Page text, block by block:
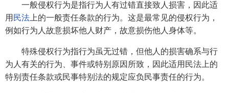
一般侵权行为是指行为人有过错直接致人损害，因此适
用 民法 上的一般责任条款的行为。这是最常见的侵权行为，
例如行为人故意损坏他人财产，故意损伤他人身体等。
特殊侵权行为指行为虽无过错，但他人的损害确系与行
为人有关的行为、事件或特别原因所致，因此适用民法上的
特别责任条款或民事特别法的规定应负民事责任的行为。